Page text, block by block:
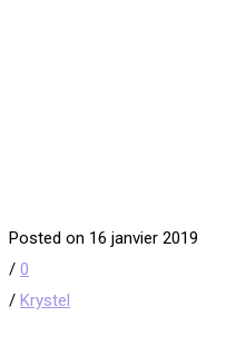
Posted on 16 janvier 2019
/ 0
/ Krystel